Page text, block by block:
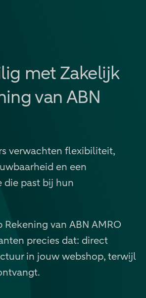
met Zakelijk
van ABN
verwachten flexibiliteit,
en een
past bij hun
van ABN AMRO
precies dat: direct
in jouw webshop, terwijl